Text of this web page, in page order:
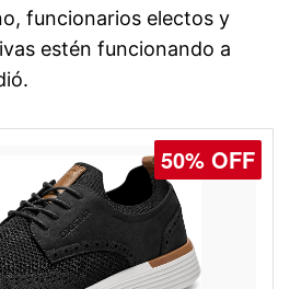
funcionarios electos y
estén funcionando a
50% OFF